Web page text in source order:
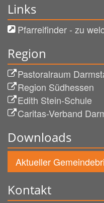
Links
Pfarreifinder - zu
Region
Pastoralraum
Region Südhessen
Edith Stein-Schule
Caritas-Verband
Downloads
Aktueller
Kontakt